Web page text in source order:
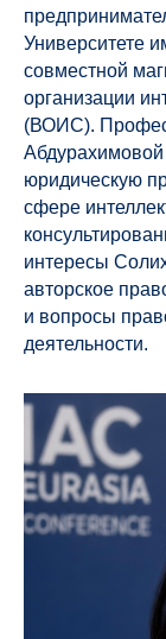
Университете
совместной
организации
(ВОИС).
юридическую
сфере
интересы
авторское
и вопросы
деятельности.